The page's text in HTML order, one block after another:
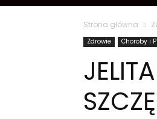
polsku
Strona główna
Zdrowie Choroby i